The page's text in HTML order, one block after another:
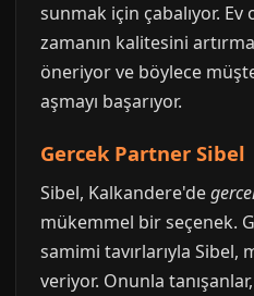
sunmak için çabalıyor.
zamanın kalitesini
öneriyor ve böylece
aşmayı başarıyor.
Gercek Partner Sibel
Sibel, Kalkandere'de
mükemmel bir seçenek.
samimi tavırlarıyla Sibel,
veriyor. Onunla